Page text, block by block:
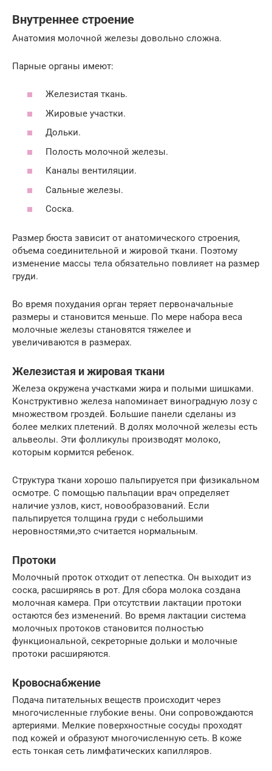
Внутреннее строение
Анатомия молочной железы довольно сложна.
Парные органы имеют:
Железистая ткань.
Жировые участки.
Дольки.
Полость молочной железы.
Каналы вентиляции.
Сальные железы.
Соска.
Размер бюста зависит от анатомического строения,
объема соединительной и жировой ткани. Поэтому
изменение массы тела обязательно повлияет на размер
груди.
Во время похудания орган теряет первоначальные
размеры и становится меньше. По мере набора веса
молочные железы становятся тяжелее и
увеличиваются в размерах.
Железистая и жировая ткани
Железа окружена участками жира и полыми шишками.
Конструктивно железа напоминает виноградную лозу с
множеством гроздей. Большие панели сделаны из
более мелких плетений. В долях молочной железы есть
альвеолы. Эти фолликулы производят молоко,
которым кормится ребенок.
Структура ткани хорошо пальпируется при физикальном
осмотре. С помощью пальпации врач определяет
наличие узлов, кист, новообразований. Если
пальпируется толщина груди с небольшими
неровностями,это считается нормальным.
Протоки
Молочный проток отходит от лепестка. Он выходит из
соска, расширяясь в рот. Для сбора молока создана
молочная камера. При отсутствии лактации протоки
остаются без изменений. Во время лактации система
молочных протоков становится полностью
функциональной, секреторные дольки и молочные
протоки расширяются.
Кровоснабжение
Подача питательных веществ происходит через
многочисленные глубокие вены. Они сопровождаются
артериями. Мелкие поверхностные сосуды проходят
под кожей и образуют многочисленную сеть. В коже
есть тонкая сеть лимфатических капилляров.